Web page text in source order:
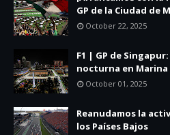
GP de la Ciudad de
October 22, 2025
F1 | GP de
nocturna en Marina
October 01, 2025
Reanudamos la
los Países Bajos